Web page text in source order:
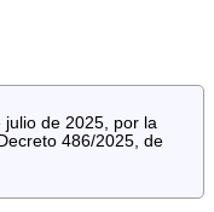
julio de 2025, por la
486/2025, de